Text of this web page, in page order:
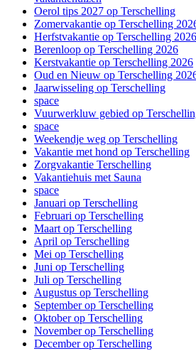
Oerol tips 2027 op Terschelling
Zomervakantie op Terschelling
Herfstvakantie op Terschelling 2026
Berenloop op Terschelling 2026
Kerstvakantie op Terschelling 2026
Oud en Nieuw op Terschelling
Jaarwisseling op Terschelling
space
Vuurwerkluw gebied op
space
Weekendje weg op Terschelling
Vakantie met hond op Terschelling
Zorgvakantie Terschelling
Vakantiehuis met Sauna
space
Januari op Terschelling
Februari op Terschelling
Maart op Terschelling
April op Terschelling
Mei op Terschelling
Juni op Terschelling
Juli op Terschelling
Augustus op Terschelling
September op Terschelling
Oktober op Terschelling
November op Terschelling
December op Terschelling